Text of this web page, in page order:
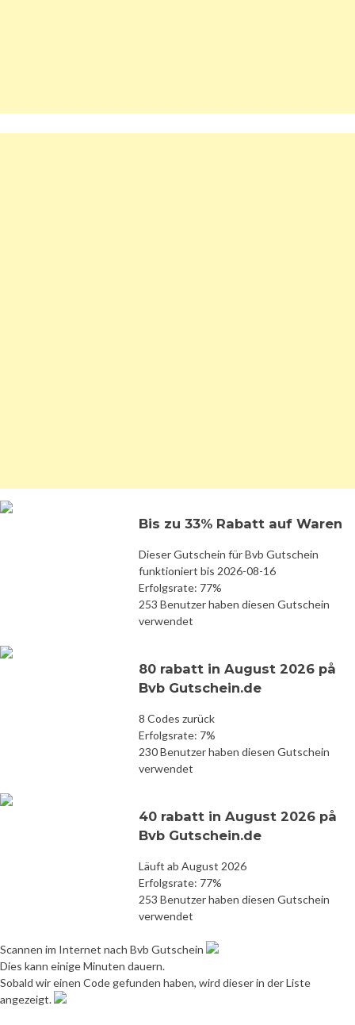
Bis zu 33% Rabatt auf Waren
Dieser Gutschein für Bvb Gutschein
funktioniert bis 2026-08-16
Erfolgsrate: 77%
253 Benutzer haben diesen Gutschein
verwendet
80 rabatt in August 2026 på
Bvb Gutschein.de
8 Codes zurück
Erfolgsrate: 7%
230 Benutzer haben diesen Gutschein
verwendet
40 rabatt in August 2026 på
Bvb Gutschein.de
Läuft ab August 2026
Erfolgsrate: 77%
253 Benutzer haben diesen Gutschein
verwendet
Scannen im Internet nach Bvb Gutschein
Dies kann einige Minuten dauern.
Sobald wir einen Code gefunden haben, wird dieser in der Liste
angezeigt.